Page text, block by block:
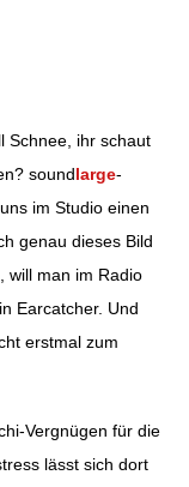
Schnee, ihr schaut
soundlarge-
im Studio einen
genau dieses Bild
will man im Radio
Earcatcher. Und
erstmal zum
Vergnügen für die
lässt sich dort